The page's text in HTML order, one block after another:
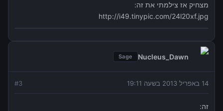
מצחיק אז צילמתי את זה:
http://i49.tinypic.com/24l20xf.jpg
Nucleus_Dawn
Sage
14 באפריל 2013 בשעה 19:11 #3
זה: